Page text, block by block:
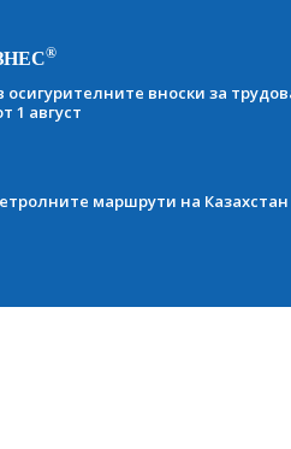
®
вноски за
1 август
маршрути на Казахстан